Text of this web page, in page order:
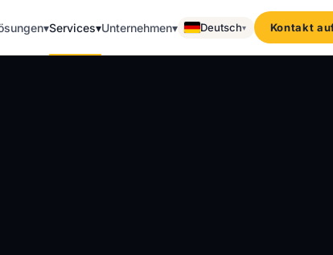
▾Services▾Unternehmen▾ Deutsch▾ Kontakt